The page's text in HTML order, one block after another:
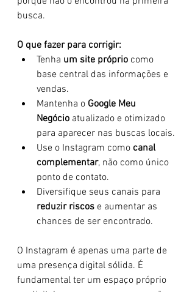
busca.
O que fazer para corrigir:
Tenha um site próprio como
base central das informações e
vendas.
Mantenha o Google Meu
Negócio atualizado e otimizado
para aparecer nas buscas locais.
Use o Instagram como canal
complementar, não como único
ponto de contato.
Diversifique seus canais para
reduzir riscos e aumentar as
chances de ser encontrado.
O Instagram é apenas uma parte de
uma presença digital sólida. É
fundamental ter um espaço próprio